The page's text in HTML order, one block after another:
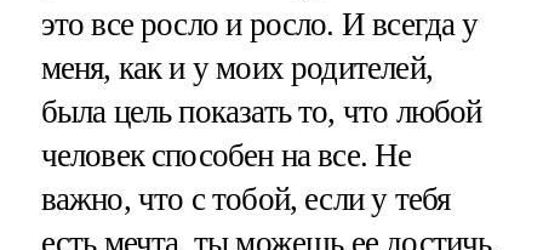
это все росло и росло. И всегда у
меня, как и у моих родителей,
была цель показать то, что любой
человек способен на все. Не
важно, что с тобой, если у тебя
есть мечта, ты можешь ее достичь.